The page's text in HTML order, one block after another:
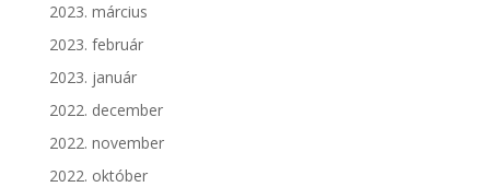
2023. március
2023. február
2023. január
2022. december
2022. november
2022. október